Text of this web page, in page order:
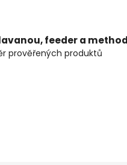
feeder a
prověřených produktů